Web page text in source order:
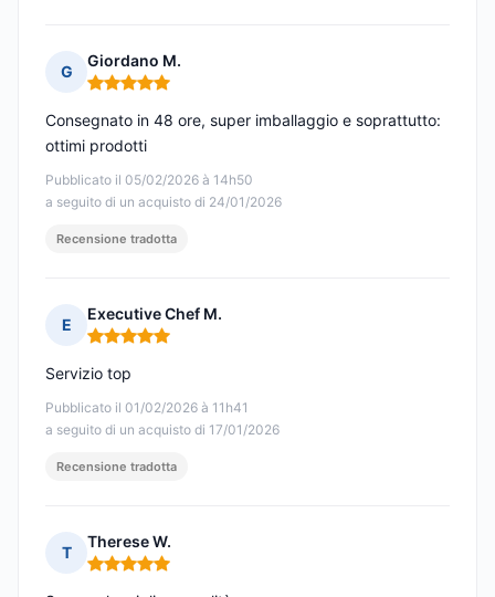
G
Giordano M.
Nota: 5 su 5
Pubblicato il 05/02/2026 à 14h50
a seguito di un acquisto di 24/01/2026
Consegnato in 48 ore, super imballaggio e soprattutto:
ottimi prodotti
Recensione tradotta
E
Executive Chef M.
Nota: 5 su 5
Pubblicato il 01/02/2026 à 11h41
a seguito di un acquisto di 17/01/2026
Servizio top
Recensione tradotta
T
Therese W.
Nota: 5 su 5